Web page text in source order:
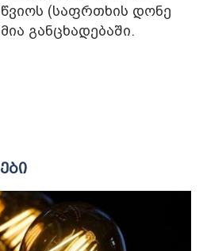
(საფრთხის დონე
განცხადებაში.